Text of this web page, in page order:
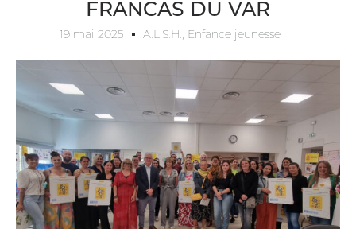
FRANCAS DU VAR
19 mai 2025 A.L.S.H., Enfance jeunesse